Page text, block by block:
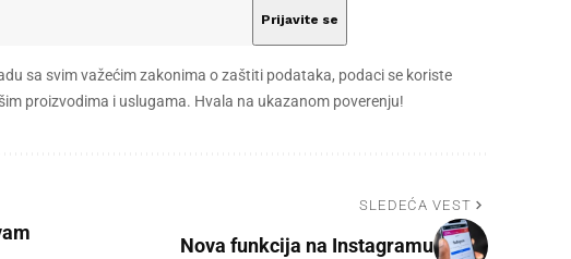
sa svim važećim zakonima o zaštiti podataka, podaci se koriste
proizvodima i uslugama. Hvala na ukazanom poverenju!
SLEDEĆA VEST
Nova funkcija na Instagramu